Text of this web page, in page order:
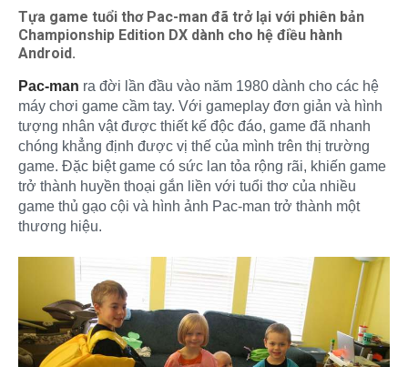
Tựa game tuổi thơ Pac-man đã trở lại với phiên bản
Championship Edition DX dành cho hệ điều hành
Android.
Pac-man ra đời lần đầu vào năm 1980 dành cho các hệ
máy chơi game cầm tay. Với gameplay đơn giản và hình
tượng nhân vật được thiết kế độc đáo, game đã nhanh
chóng khẳng định được vị thế của mình trên thị trường
game. Đặc biệt game có sức lan tỏa rộng rãi, khiến game
trở thành huyền thoại gắn liền với tuổi thơ của nhiều
game thủ gạo cội và hình ảnh Pac-man trở thành một
thương hiệu.